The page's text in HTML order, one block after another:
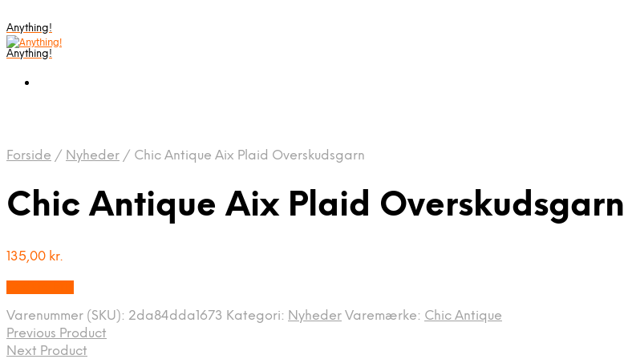
Anything!
Anything!
Forside / Nyheder / Chic Antique Aix Plaid Overskudsgarn
Chic Antique Aix Plaid Overskudsgarn
135,00 kr.
Varenummer (SKU): 2da84dda1673 Kategori: Nyheder Varemærke: Chic Antique
Previous Product
Next Product